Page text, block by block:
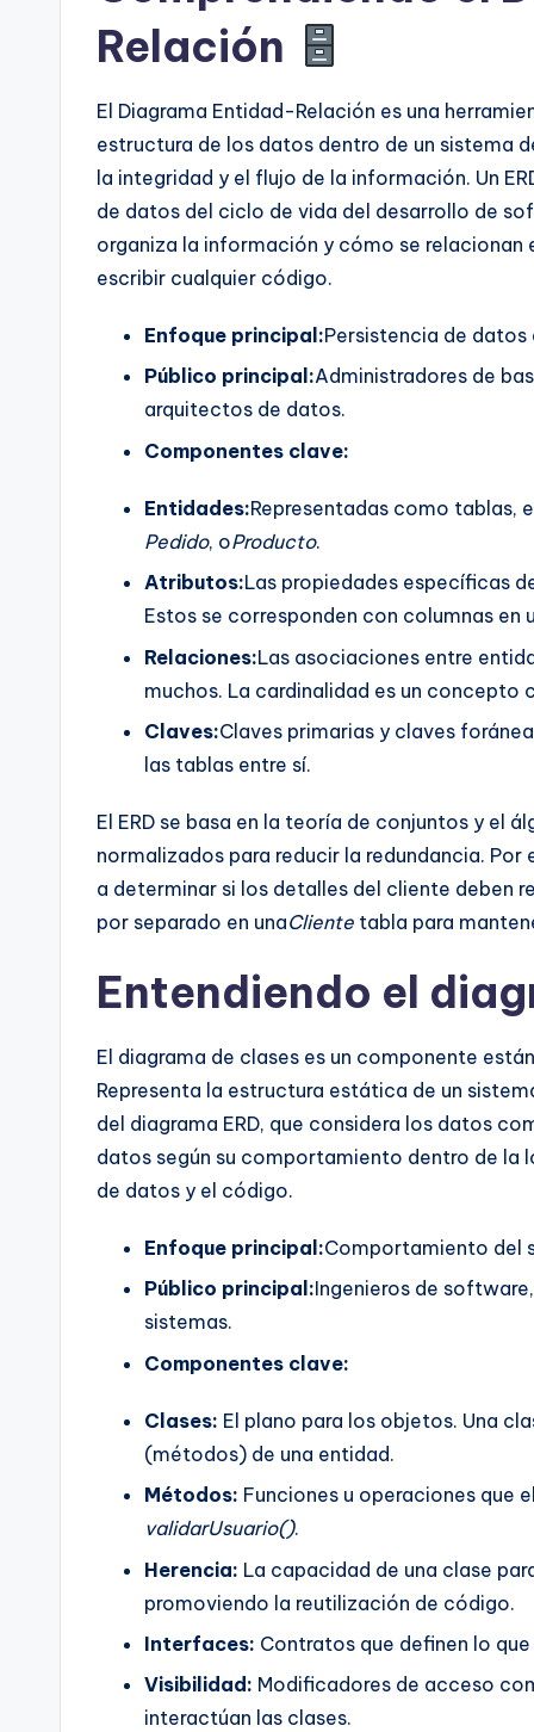
si
Relación
El Diagrama Entidad-Relación es una
estructura de los datos dentro de un sistema
la integridad y el flujo de la información. Un
de datos del ciclo de vida del desarrollo de
organiza la información y cómo se
escribir cualquier código.
Enfoque principal:Persistencia de
Público principal:Administradores de
arquitectos de datos.
Componentes clave:
Entidades:Representadas como tablas,
Pedido, oProducto.
Atributos:Las propiedades específicas
Estos se corresponden con columnas en
Relaciones:Las asociaciones entre
muchos. La cardinalidad es un concepto
Claves:Claves primarias y claves
las tablas entre sí.
El ERD se basa en la teoría de conjuntos y el
normalizados para reducir la redundancia. Por
a determinar si los detalles del cliente deben
por separado en unaCliente tabla para
Entendiendo el
El diagrama de clases es un componente
Representa la estructura estática de un
del diagrama ERD, que considera los datos
datos según su comportamiento dentro de la
de datos y el código.
Enfoque principal:Comportamiento del
Público principal:Ingenieros de
sistemas.
Componentes clave:
Clases: El plano para los objetos. Una
(métodos) de una entidad.
Métodos: Funciones u operaciones que
validarUsuario().
Herencia: La capacidad de una clase
promoviendo la reutilización de código.
Interfaces: Contratos que definen lo
Visibilidad: Modificadores de acceso
interactúan las clases.